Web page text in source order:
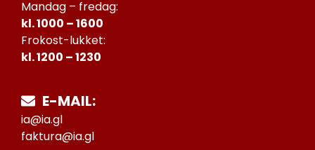
Mandag – fredag:
kl. 1000 – 1600
Frokost-lukket:
kl. 1200 – 1230
E-MAIL:
ia@ia.gl
faktura@ia.gl